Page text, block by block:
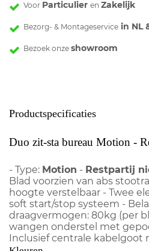
Voor Particulier en Zakelijk
Bezorg- & Montageservice in NL
Bezoek onze showroom
Productspecificaties
Duo zit-sta bureau Motion -
- Type: Motion - Restpartij
Blad voorzien van abs
hoogte verstelbaar - Twee
soft start/stop systeem -
draagvermogen: 80kg (per
wangen onderstel met
Inclusief centrale kabelgoot